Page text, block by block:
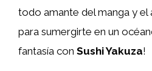
todo amante del manga y el
para sumergirte en un
fantasía con Sushi Yakuza!